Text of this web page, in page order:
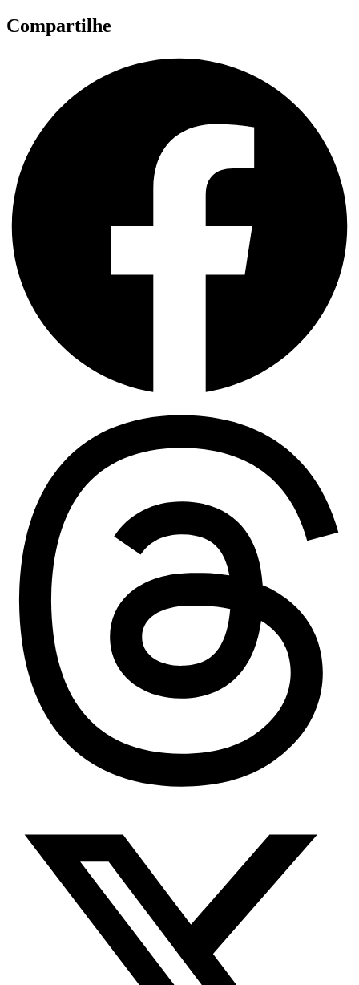
Compartilhe